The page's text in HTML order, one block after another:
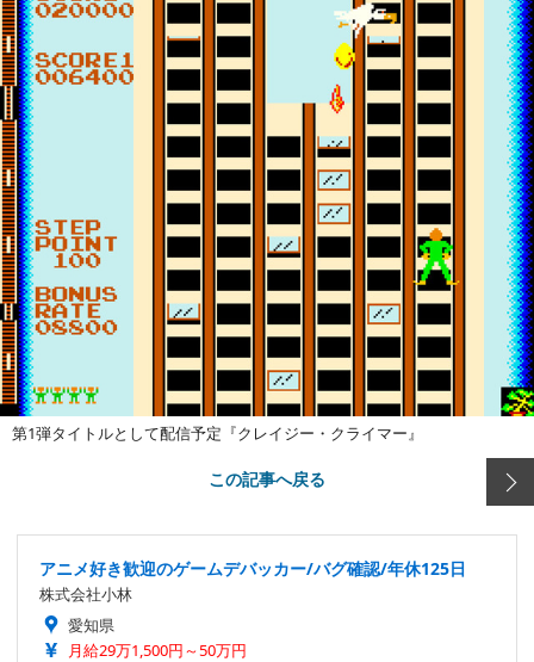
第1弾タイトルとして配信予定『クレイジー・クライマー』
この記事へ戻る
アニメ好き歓迎のゲームデバッカー/バグ確認/年休125日
株式会社小林
愛知県
月給29万1,500円～50万円